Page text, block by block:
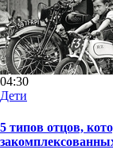
04:30
Дети
5 типов отцов,